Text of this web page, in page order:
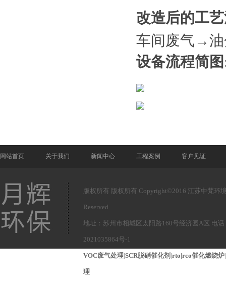
改造后的工
车间废气→
设备流程简图
网站首页 关于我们 新闻中心 工程案例 客户见证
版权所有 版权所有 Copyright©2016 江苏中梵环
Reserved
地址：苏州市相城区太阳路160号经济园A区 电
2021035864号-1
VOC废气处理 SCR脱硝催化剂 rto|rco催化燃烧炉
理